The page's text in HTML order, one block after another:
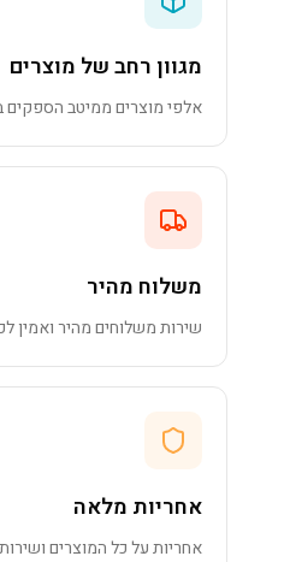
מגוון רחב של מוצרים
אלפי מוצרים ממיטב הספקים
משלוח מהיר
שירות משלוחים מהיר ואמין
אחריות מלאה
אחריות על כל המוצרים